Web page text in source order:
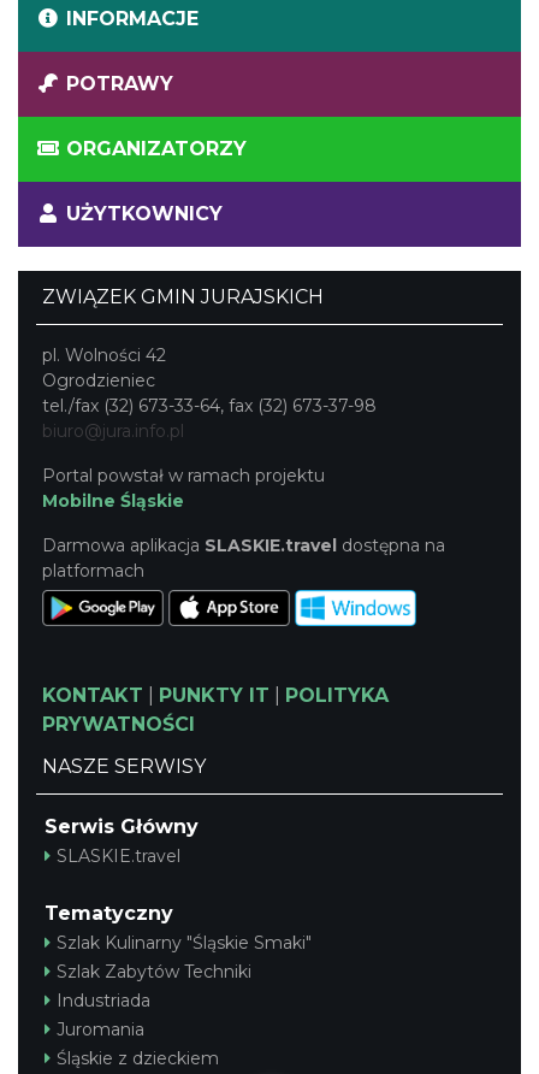
INFORMACJE
POTRAWY
ORGANIZATORZY
UŻYTKOWNICY
ZWIĄZEK GMIN JURAJSKICH
pl. Wolności 42
Ogrodzieniec
tel./fax (32) 673-33-64, fax (32) 673-37-98
biuro@jura.info.pl
Portal powstał w ramach projektu
Mobilne Śląskie
Darmowa aplikacja SLASKIE.travel dostępna na
platformach
KONTAKT PUNKTY IT
POLITYKA
PRYWATNOŚCI
NASZE SERWISY
Serwis Główny
SLASKIE.travel
Tematyczny
Szlak Kulinarny "Śląskie Smaki"
Szlak Zabytów Techniki
Industriada
Juromania
Śląskie z dzieckiem